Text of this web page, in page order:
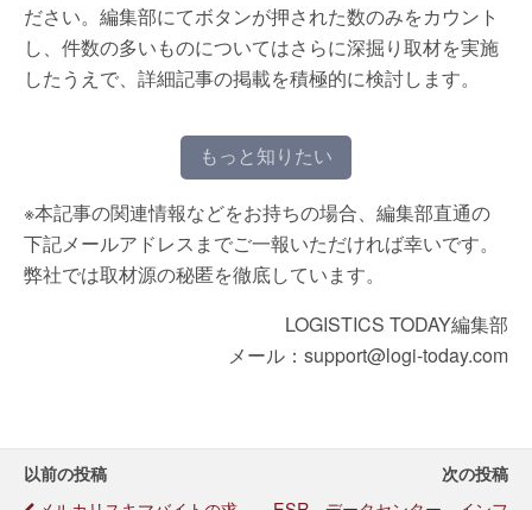
ださい。編集部にてボタンが押された数のみをカウント
し、件数の多いものについてはさらに深掘り取材を実施
したうえで、詳細記事の掲載を積極的に検討します。
もっと知りたい
※本記事の関連情報などをお持ちの場合、編集部直通の
下記メールアドレスまでご一報いただければ幸いです。
弊社では取材源の秘匿を徹底しています。
LOGISTICS TODAY編集部
メール：support@logi-today.com
以前の投稿 次の投稿